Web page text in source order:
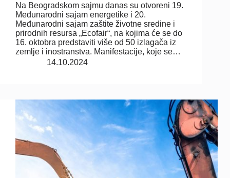
Na Beogradskom sajmu danas su otvoreni 19.
Međunarodni sajam energetike i 20.
Međunarodni sajam zaštite životne sredine i
prirodnih resursa „Ecofair“, na kojima će se do
16. oktobra predstaviti više od 50 izlagača iz
zemlje i inostranstva. Manifestacije, koje se…
14.10.2024